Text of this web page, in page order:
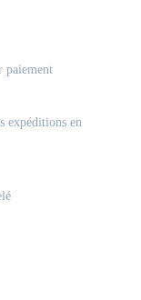
paiement
expéditions en